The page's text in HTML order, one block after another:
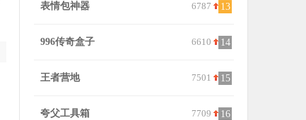
3 表情包神器 6787
4 996传奇盒子 6610
5 王者营地 7501
6 夸父工具箱 7709